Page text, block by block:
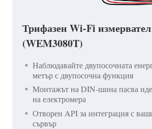
Трифазен Wi-Fi
(WEM3080T)
Наблюдавайте двупосочната
метър с двупосочна функция
Монтажът на DIN-шина пасва
на електромера
Отворен API за интеграция с
сървър